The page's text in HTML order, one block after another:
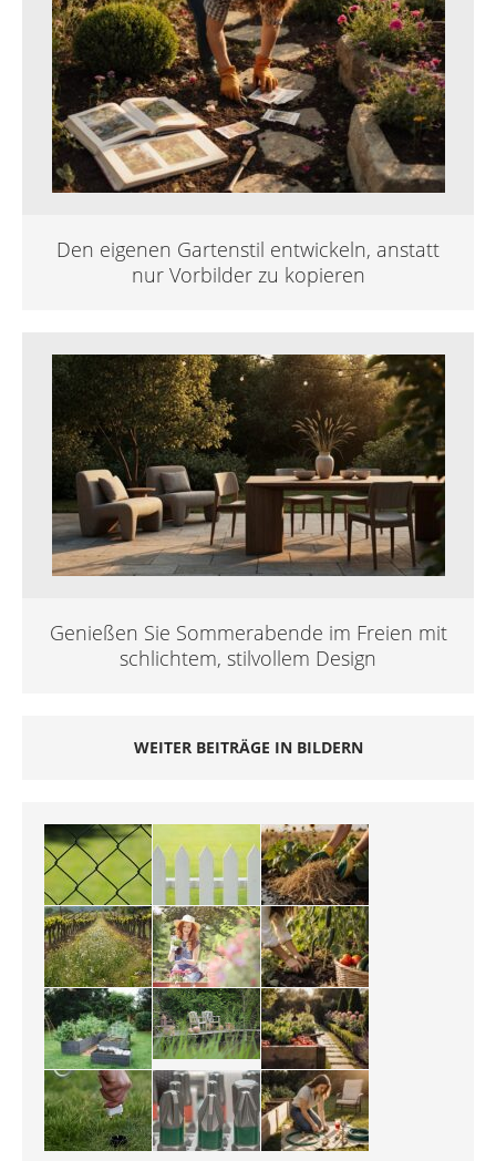
Den eigenen Gartenstil entwickeln, anstatt
nur Vorbilder zu kopieren
Genießen Sie Sommerabende im Freien mit
schlichtem, stilvollem Design
WEITER BEITRÄGE IN BILDERN